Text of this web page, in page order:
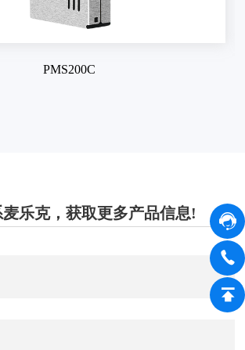
PMS200C
乐克，获取更多产品信息!